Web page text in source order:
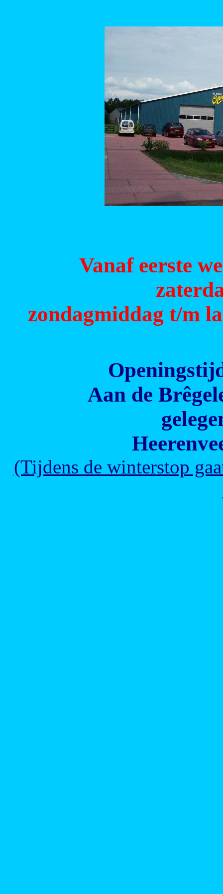
Vanaf eerste
zondagmiddag t/m
Aan de
(Tijdens de winterstop